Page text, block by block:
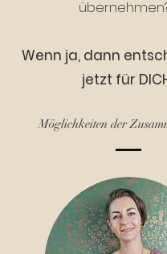
Wenn ja, dann
jetzt für
Möglichkeiten der